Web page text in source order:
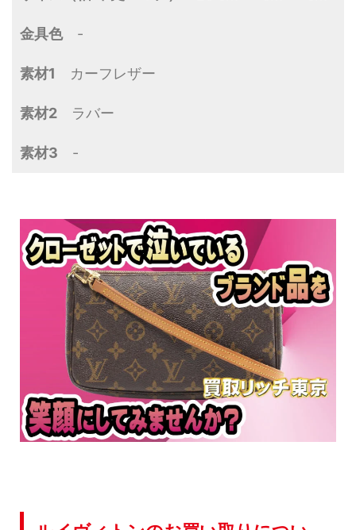
金具色-
素材1 カーフレザー
素材2 ラバー
素材3 -